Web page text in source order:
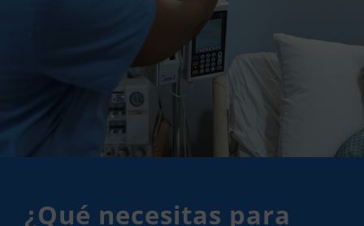
¿Qué necesitas para